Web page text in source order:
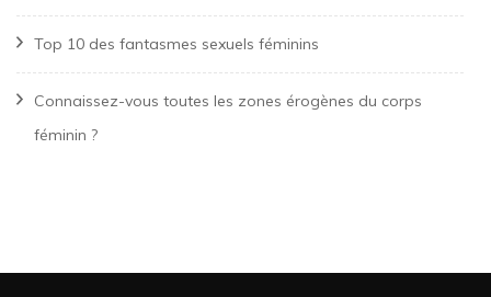
Top 10 des fantasmes sexuels féminins
Connaissez-vous toutes les zones érogènes du corps
féminin ?